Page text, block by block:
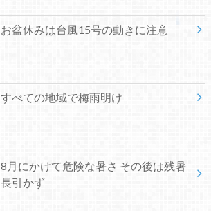
お盆休みは台風15号の動きに注意
すべての地域で梅雨明け
8月にかけて危険な暑さ その後は残暑
長引かず